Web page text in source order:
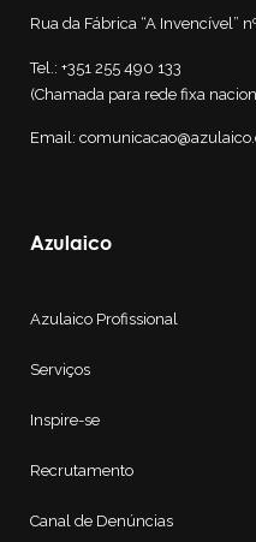
Rua da Fábrica “A
Tel.: +351 255 490 133
(Chamada para rede fixa
Email:
Azulaico
Azulaico Profissional
Serviços
Inspire-se
Recrutamento
Canal de Denúncias